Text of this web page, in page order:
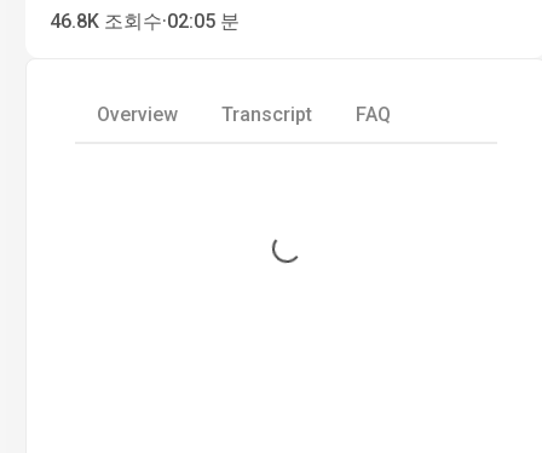
46.8K 조회수·02:05 분
Overview Transcript FAQ
Loading...